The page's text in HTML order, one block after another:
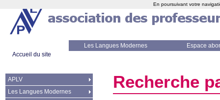
Les Langues Modernes
Espace
Accueil du site
Recherche
APLV
Les Langues Modernes
En poursuivant votre